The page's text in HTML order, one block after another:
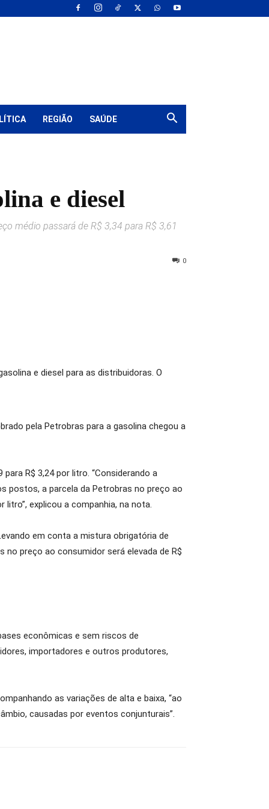
REGIÃO SAÚDE
e diesel
médio passará de R$ 3,34 para R$ 3,61
0
e diesel para as distribuidoras. O
pela Petrobras para a gasolina chegou a
R$ 3,24 por litro. “Considerando a
postos, a parcela da Petrobras no preço ao
litro”, explicou a companhia, na nota.
em conta a mistura obrigatória de
no preço ao consumidor será elevada de R$
econômicas e sem riscos de
importadores e outros produtores,
as variações de alta e baixa, “ao
causadas por eventos conjunturais”.